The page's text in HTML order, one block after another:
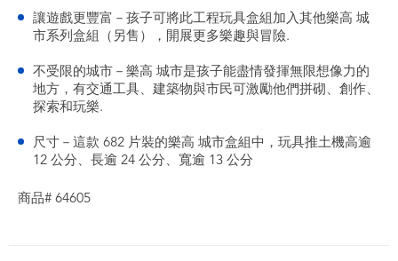
讓遊戲更豐富－孩子可將此工程玩具盒組加入其他樂高 城
市系列盒組（另售），開展更多樂趣與冒險.
不受限的城市－樂高 城市是孩子能盡情發揮無限想像力的
地方，有交通工具、建築物與市民可激勵他們拼砌、創作、
探索和玩樂.
尺寸－這款 682 片裝的樂高 城市盒組中，玩具推土機高逾
12 公分、長逾 24 公分、寬逾 13 公分
商品# 64605